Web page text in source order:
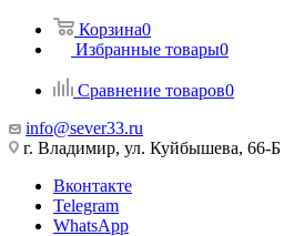
Корзина0
Избранные товары0
Сравнение товаров0
info@sever33.ru
г. Владимир, ул. Куйбышева, 66-Б
Вконтакте
Telegram
WhatsApp